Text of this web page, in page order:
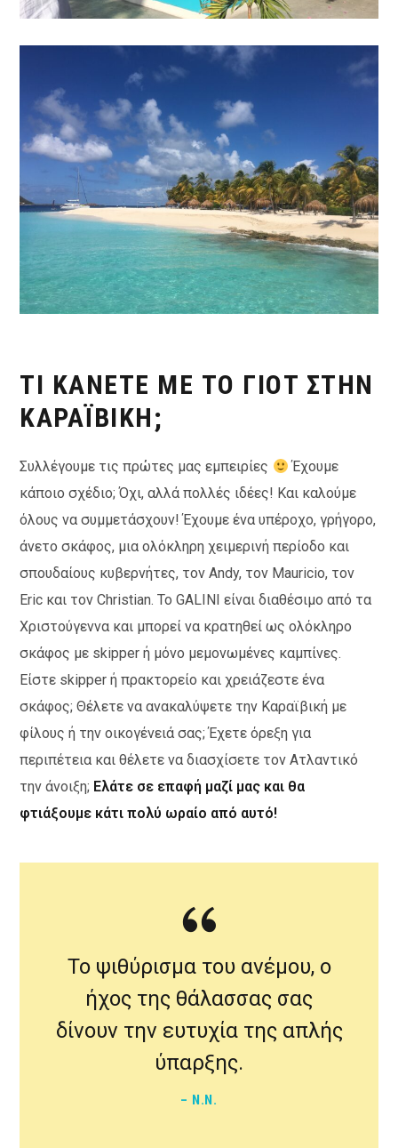
ΤΙ ΚΆΝΕΤΕ ΜΕ ΤΟ ΓΙΟΤ ΣΤΗΝ
ΚΑΡΑΪΒΙΚΉ;
Συλλέγουμε τις πρώτες μας εμπειρίες
Έχουμε
κάποιο σχέδιο; Όχι, αλλά πολλές ιδέες! Και καλούμε
όλους να συμμετάσχουν! Έχουμε ένα υπέροχο, γρήγορο,
άνετο σκάφος, μια ολόκληρη χειμερινή περίοδο και
σπουδαίους κυβερνήτες, τον Andy, τον Mauricio, τον
Eric και τον Christian. Το GALINI είναι διαθέσιμο από τα
Χριστούγεννα και μπορεί να κρατηθεί ως ολόκληρο
σκάφος με skipper ή μόνο μεμονωμένες καμπίνες.
Είστε skipper ή πρακτορείο και χρειάζεστε ένα
σκάφος; Θέλετε να ανακαλύψετε την Καραϊβική με
φίλους ή την οικογένειά σας; Έχετε όρεξη για
περιπέτεια και θέλετε να διασχίσετε τον Ατλαντικό
την άνοιξη; Ελάτε σε επαφή μαζί μας και θα
φτιάξουμε κάτι πολύ ωραίο από αυτό!
Το ψιθύρισμα του ανέμου, ο
ήχος της θάλασσας σας
δίνουν την ευτυχία της απλής
ύπαρξης.
– N.N.